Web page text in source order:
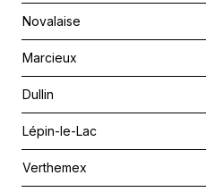
Novalaise
Marcieux
Dullin
Lépin-le-Lac
Verthemex